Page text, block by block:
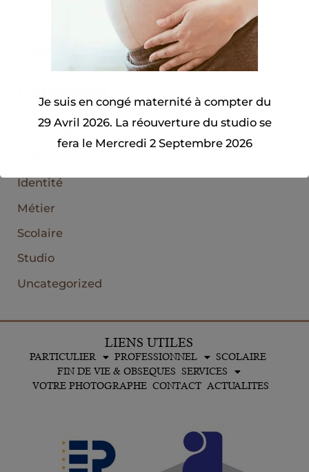
Categories
Identité
Métier
Scolaire
Studio
Uncategorized
LIENS UTILES
PARTICULIER PROFESSIONNEL
SCOLAIRE
FIN DE VIE & OBSEQUES SERVICES
VOTRE PHOTOGRAPHE CONTACT ACTUALITES
Je suis en congé maternité à compter du
29 Avril 2026. La réouverture du studio se
fera le Mercredi 2 Septembre 2026